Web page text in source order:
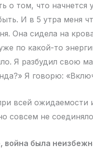
о том, что
И в 5 утра меня
Она сидела на
по какой-то
Я разбудил свою
Я говорю:
всей ожидаемости
совсем не
война была